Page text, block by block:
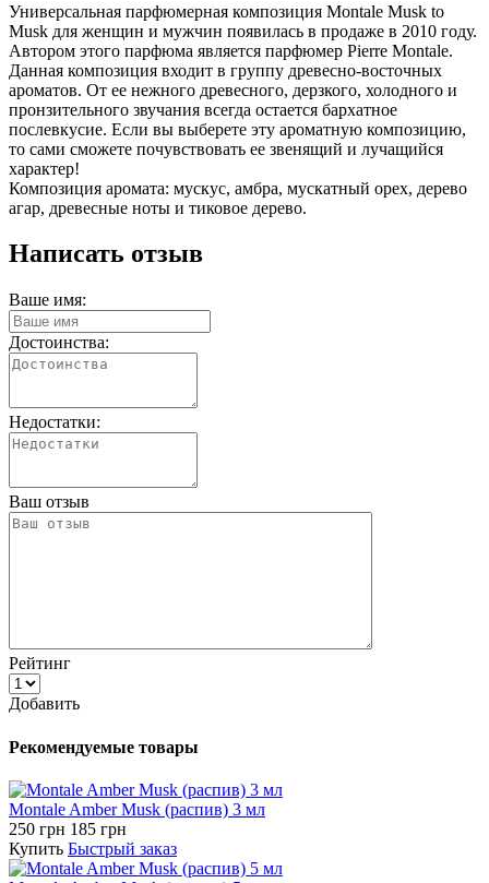
Универсальная парфюмерная композиция Montale Musk to
Musk для женщин и мужчин появилась в продаже в 2010 году.
Автором этого парфюма является парфюмер Pierre Montale.
Данная композиция входит в группу древесно-восточных
ароматов. От ее нежного древесного, дерзкого, холодного и
пронзительного звучания всегда остается бархатное
послевкусие. Если вы выберете эту ароматную композицию,
то сами сможете почувствовать ее звенящий и лучащийся
характер!
Композиция аромата: мускус, амбра, мускатный орех, дерево
агар, древесные ноты и тиковое дерево.
Написать отзыв
Ваше имя:
Достоинства:
Недостатки:
Ваш отзыв
Рейтинг
Добавить
Рекомендуемые товары
Montale Amber Musk (распив) 3 мл
250 грн 185 грн
Купить Быстрый заказ